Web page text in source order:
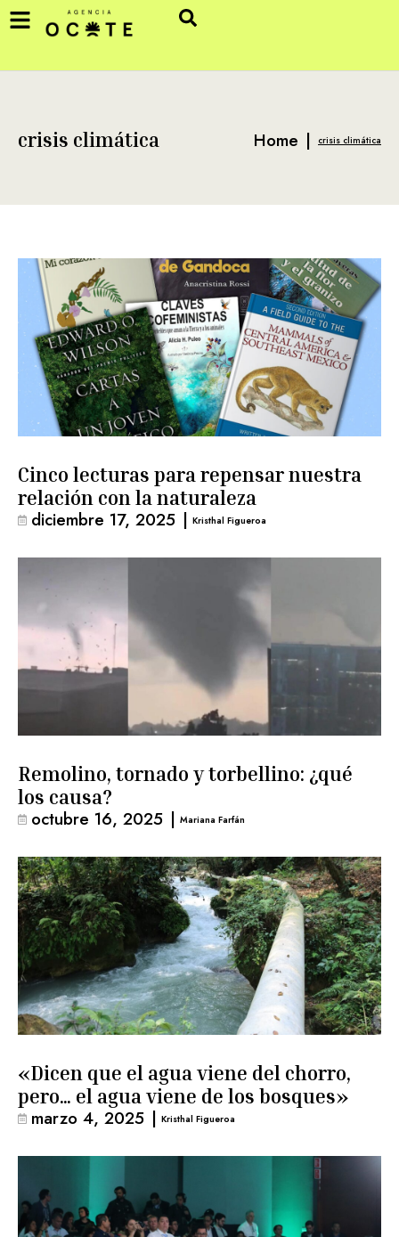
crisis climática Home | crisis climática
Cinco lecturas para repensar nuestra
relación con la naturaleza
diciembre 17, 2025 | Kristhal Figueroa
Remolino, tornado y torbellino: ¿qué
los causa?
octubre 16, 2025 | Mariana Farfán
«Dicen que el agua viene del chorro,
pero… el agua viene de los bosques»
marzo 4, 2025 | Kristhal Figueroa